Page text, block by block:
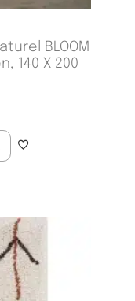
BLOOM
140 X 200